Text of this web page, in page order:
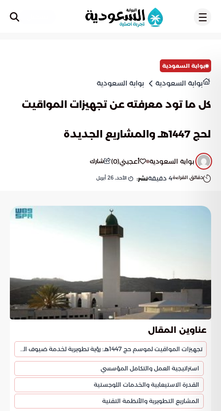
بوابة السعودية
بوابة السعودية بوابة السعودية
كل ما تود معرفته عن تجهيزات المواقيت
لحج 1447هـ والمشاريع الجديدة
بوابة السعودية أعجبني(
0
) شارك
دقائق القراءة4 دقيقةنشر: الأحد, 26 أبريل
عناوين المقال
تجهيزات المواقيت لموسم حج 1447هـ: رؤية تطويرية لخدمة ضيوف الرحمن
استراتيجية العمل والتكامل المؤسسي
القدرة الاستيعابية والخدمات اللوجستية
المشاريع التطويرية والأنظمة التقنية